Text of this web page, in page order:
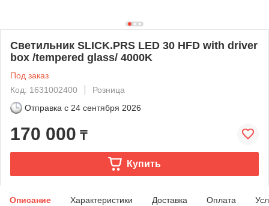
Светильник SLICK.PRS LED 30 HFD with driver
box /tempered glass/ 4000K
Под заказ
Код: 1631002400
Розница
Отправка с 24 сентября 2026
170 000 ₸
Купить
Описание Характеристики Доставка Оплата